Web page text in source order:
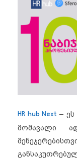
HR hub Next – ეს
მომავალი